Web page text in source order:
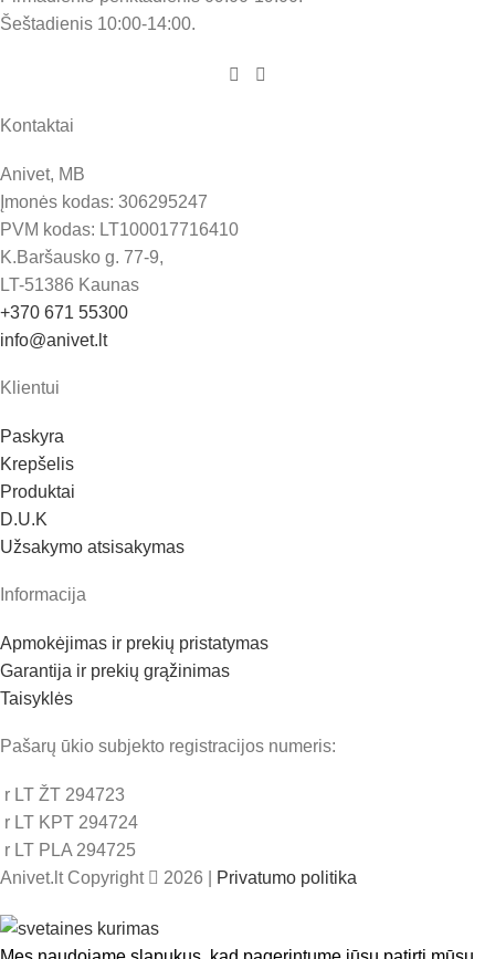
Šeštadienis 10:00-14:00.
Kontaktai
Anivet, MB
Įmonės kodas: 306295247
PVM kodas: LT100017716410
K.Baršausko g. 77-9,
LT-51386 Kaunas
+370 671 55300
info@anivet.lt
Klientui
Paskyra
Krepšelis
Produktai
D.U.K
Užsakymo atsisakymas
Informacija
Apmokėjimas ir prekių pristatymas
Garantija ir prekių grąžinimas
Taisyklės
Pašarų ūkio subjekto registracijos numeris:
r LT ŽT 294723
r LT KPT 294724
r LT PLA 294725
Anivet.lt Copyright
2026 | Privatumo politika